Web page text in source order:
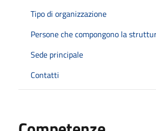
Tipo di organizzazione
Persone che compongono la
Sede principale
Contatti